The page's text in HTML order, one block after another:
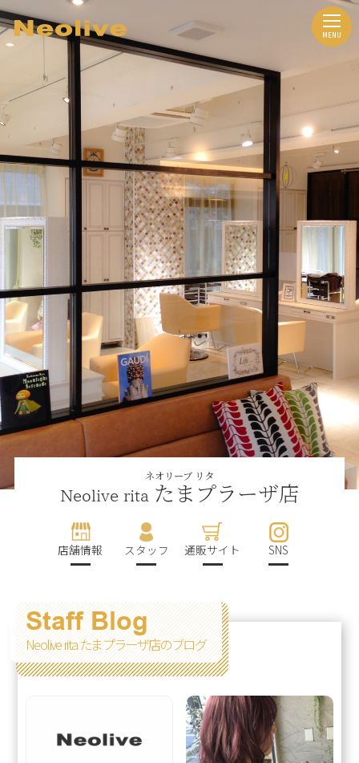
ネオリーブ リタ
Neolive rita たまプラーザ店
店舗情報 スタッフ 通販サイト SNS
Staff Blog
Neolive rita たまプラーザ店のブログ